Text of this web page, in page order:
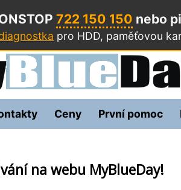
722 150 150 nebo
pro HDD, paměťovou
Ceny První pomoc
na webu MyBlueDay!